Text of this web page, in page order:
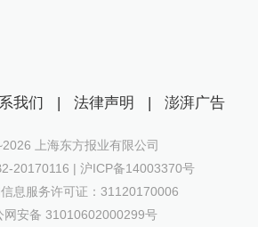
我们 | 法律声明 | 澎湃广告
2026 上海东方报业有限公司
20170116 | 沪ICP备14003370号
息服务许可证：31120170006
网安备 31010602000299号